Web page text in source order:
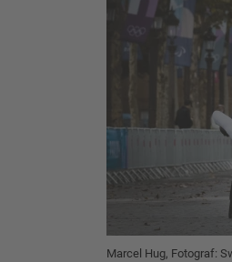
Marcel Hug, Fotograf: